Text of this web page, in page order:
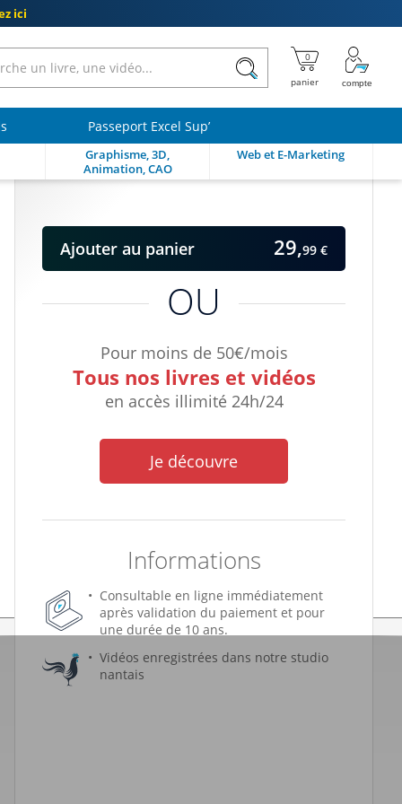
ici
Passeport Excel Sup’
Graphisme, 3D,
Animation, CAO
Web et E-Marketing
OU
Pour moins de 50€/mois
Tous nos livres et vidéos
en accès illimité 24h/24
Je découvre
Informations
Consultable en ligne immédiatement
après validation du paiement et pour
une durée de 10 ans.
Vidéos enregistrées dans notre studio
nantais
Ajouter au panier 29,99 €